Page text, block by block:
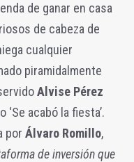
de ganar en casa
de cabeza de
cualquier
piramidalmente
Alvise Pérez
acabó la fiesta’.
por Álvaro Romillo,
de inversión que